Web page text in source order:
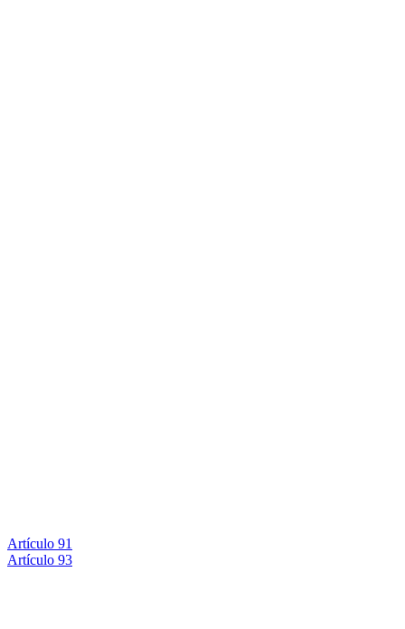
Artículo 91
Artículo 93